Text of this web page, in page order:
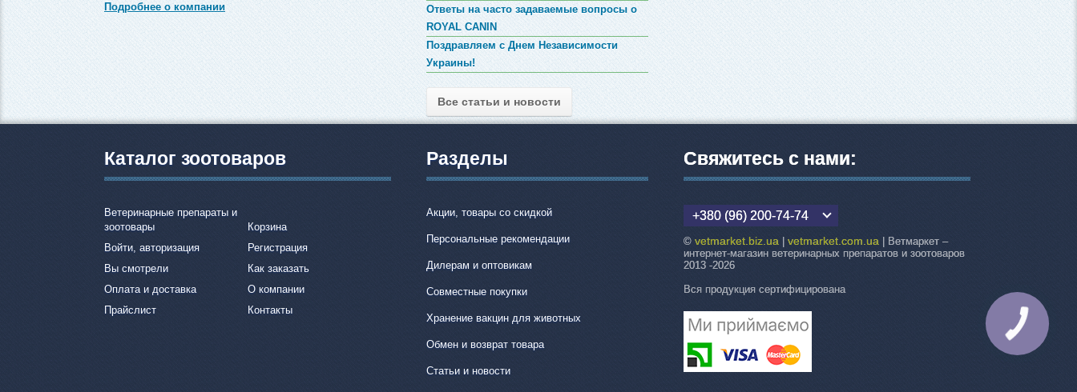
Подробнее о компании
Ответы на часто задаваемые вопросы о
ROYAL CANIN
Поздравляем с Днем Независимости
Украины!
Все статьи и новости
Каталог зоотоваров
Ветеринарные препараты и
зоотовары
Корзина
Войти, авторизация
Регистрация
Вы смотрели
Как заказать
Оплата и доставка
О компании
Прайслист
Контакты
Разделы
Акции, товары со скидкой
Персональные рекомендации
Дилерам и оптовикам
Совместные покупки
Хранение вакцин для животных
Обмен и возврат товара
Статьи и новости
Свяжитесь с нами:
+380 (96) 200-74-74
©vetmarket.biz.ua |vetmarket.com.ua | Ветмаркет –
интернет-магазин ветеринарных препаратов и зоотоваров
2013 -2026
Вся продукция сертифицирована
КНОПКА
СВЯЗИ